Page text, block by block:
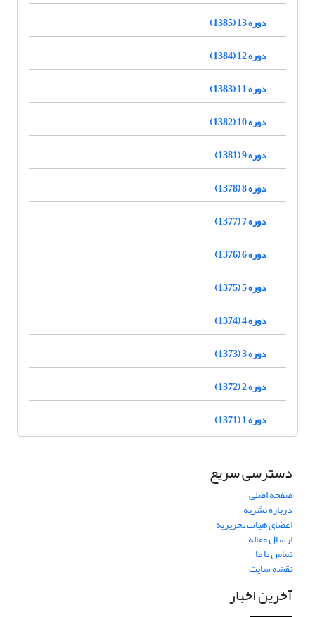
دوره 13 (1385)
دوره 12 (1384)
دوره 11 (1383)
دوره 10 (1382)
دوره 9 (1381)
دوره 8 (1378)
دوره 7 (1377)
دوره 6 (1376)
دوره 5 (1375)
دوره 4 (1374)
دوره 3 (1373)
دوره 2 (1372)
دوره 1 (1371)
دسترسی سریع
صفحه اصلی
درباره نشریه
اعضای هیات تحریریه
ارسال مقاله
تماس با ما
نقشه سایت
آخرین اخبار